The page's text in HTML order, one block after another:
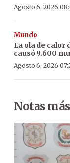
Agosto 6, 2026
Mundo
La ola de calor
causó 9.600
Agosto 6, 2026
Notas